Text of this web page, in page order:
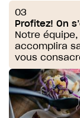
03
Profitez! On
Notre
accomplira
vous